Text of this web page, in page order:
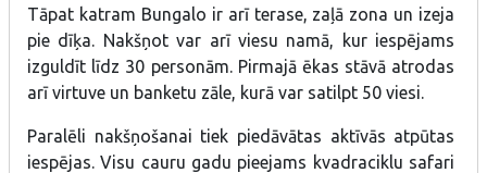
Tāpat katram Bungalo ir arī terase, zaļā zona un izeja
pie dīķa. Nakšņot var arī viesu namā, kur iespējams
izguldīt līdz 30 personām. Pirmajā ēkas stāvā atrodas
arī virtuve un banketu zāle, kurā var satilpt 50 viesi.
Paralēli nakšņošanai tiek piedāvātas aktīvās atpūtas
iespējas. Visu cauru gadu pieejams kvadraciklu safari